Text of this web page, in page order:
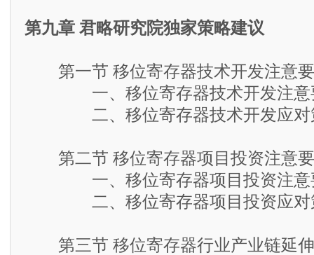
第九章 君略研究院独家策略建议
第一节 移位寄存器技术开发注意要
一、移位寄存器技术开发注意
二、移位寄存器技术开发应对
第二节 移位寄存器项目投资注意要
一、移位寄存器项目投资注意
二、移位寄存器项目投资应对
第三节 移位寄存器行业产业链延